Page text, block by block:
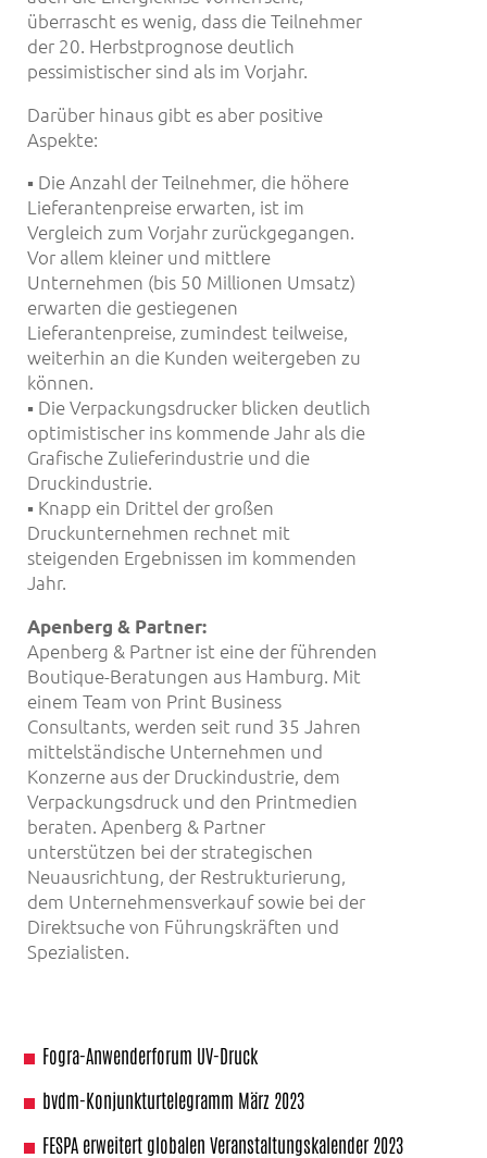
überrascht es wenig, dass die Teilnehmer
der 20. Herbstprognose deutlich
pessimistischer sind als im Vorjahr.
Darüber hinaus gibt es aber positive
Aspekte:
▪ Die Anzahl der Teilnehmer, die höhere
Lieferantenpreise erwarten, ist im
Vergleich zum Vorjahr zurückgegangen.
Vor allem kleiner und mittlere
Unternehmen (bis 50 Millionen Umsatz)
erwarten die gestiegenen
Lieferantenpreise, zumindest teilweise,
weiterhin an die Kunden weitergeben zu
können.
▪ Die Verpackungsdrucker blicken deutlich
optimistischer ins kommende Jahr als die
Grafische Zulieferindustrie und die
Druckindustrie.
▪ Knapp ein Drittel der großen
Druckunternehmen rechnet mit
steigenden Ergebnissen im kommenden
Jahr.
Apenberg & Partner:
Apenberg & Partner ist eine der führenden
Boutique-Beratungen aus Hamburg. Mit
einem Team von Print Business
Consultants, werden seit rund 35 Jahren
mittelständische Unternehmen und
Konzerne aus der Druckindustrie, dem
Verpackungsdruck und den Printmedien
beraten. Apenberg & Partner
unterstützen bei der strategischen
Neuausrichtung, der Restrukturierung,
dem Unternehmensverkauf sowie bei der
Direktsuche von Führungskräften und
Spezialisten.
Fogra-Anwenderforum UV-Druck
bvdm-Konjunkturtelegramm März 2023
FESPA erweitert globalen Veranstaltungskalender 2023